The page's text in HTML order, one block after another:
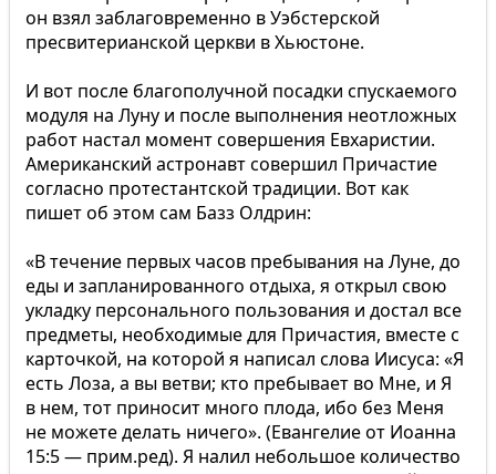
он взял заблаговременно в Уэбстерской
пресвитерианской церкви в Хьюстоне.
И вот после благополучной посадки спускаемого
модуля на Луну и после выполнения неотложных
работ настал момент совершения Евхаристии.
Американский астронавт совершил Причастие
согласно протестантской традиции. Вот как
пишет об этом сам Базз Олдрин:
«В течение первых часов пребывания на Луне, до
еды и запланированного отдыха, я открыл свою
укладку персонального пользования и достал все
предметы, необходимые для Причастия, вместе с
карточкой, на которой я написал слова Иисуса: «Я
есть Лоза, а вы ветви; кто пребывает во Мне, и Я
в нем, тот приносит много плода, ибо без Меня
не можете делать ничего». (Евангелие от Иоанна
15:5 — прим.ред). Я налил небольшое количество